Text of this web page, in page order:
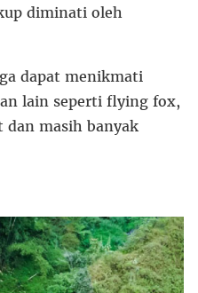
diminati oleh
dapat menikmati
lain seperti flying fox,
masih banyak